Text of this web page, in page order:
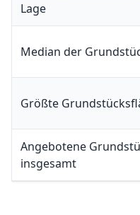
Lage
Median der
Größte
Angebotene
insgesamt